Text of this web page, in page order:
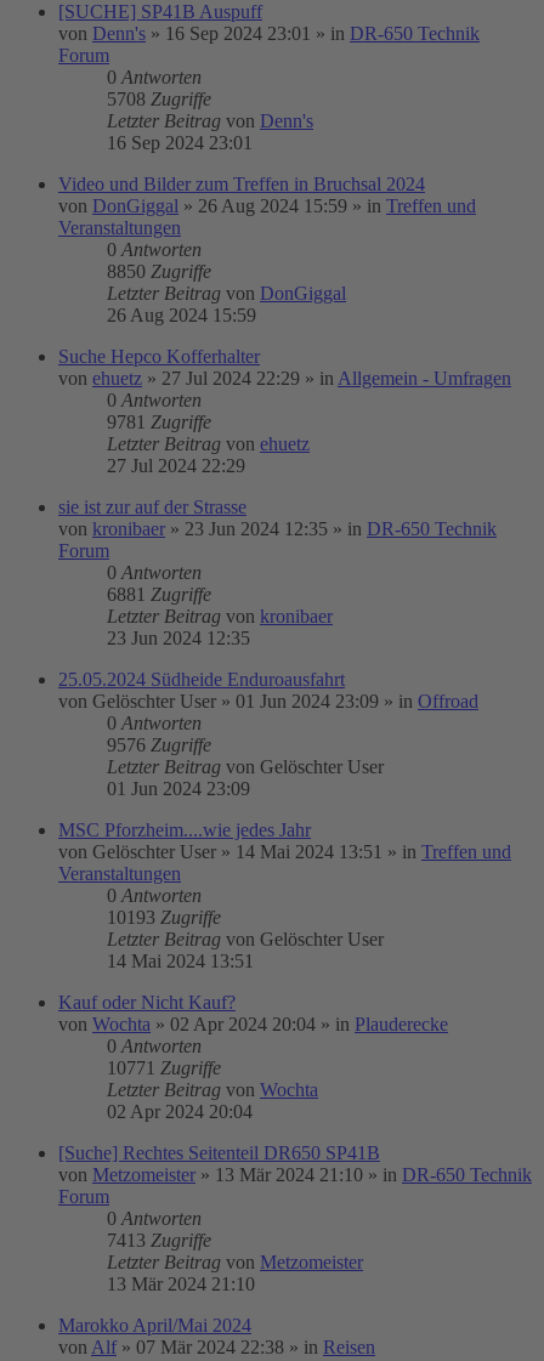
[SUCHE] SP41B Auspuff
von Denn's » 16 Sep 2024 23:01 » in DR-650 Technik
Forum
0 Antworten
5708 Zugriffe
Letzter Beitrag von Denn's
16 Sep 2024 23:01
Video und Bilder zum Treffen in Bruchsal 2024
von DonGiggal » 26 Aug 2024 15:59 » in Treffen und
Veranstaltungen
0 Antworten
8850 Zugriffe
Letzter Beitrag von DonGiggal
26 Aug 2024 15:59
Suche Hepco Kofferhalter
von ehuetz » 27 Jul 2024 22:29 » in Allgemein - Umfragen
0 Antworten
9781 Zugriffe
Letzter Beitrag von ehuetz
27 Jul 2024 22:29
sie ist zur auf der Strasse
von kronibaer » 23 Jun 2024 12:35 » in DR-650 Technik
Forum
0 Antworten
6881 Zugriffe
Letzter Beitrag von kronibaer
23 Jun 2024 12:35
25.05.2024 Südheide Enduroausfahrt
von Gelöschter User » 01 Jun 2024 23:09 » in Offroad
0 Antworten
9576 Zugriffe
Letzter Beitrag von Gelöschter User
01 Jun 2024 23:09
MSC Pforzheim....wie jedes Jahr
von Gelöschter User » 14 Mai 2024 13:51 » in Treffen und
Veranstaltungen
0 Antworten
10193 Zugriffe
Letzter Beitrag von Gelöschter User
14 Mai 2024 13:51
Kauf oder Nicht Kauf?
von Wochta » 02 Apr 2024 20:04 » in Plauderecke
0 Antworten
10771 Zugriffe
Letzter Beitrag von Wochta
02 Apr 2024 20:04
[Suche] Rechtes Seitenteil DR650 SP41B
von Metzomeister » 13 Mär 2024 21:10 » in DR-650 Technik
Forum
0 Antworten
7413 Zugriffe
Letzter Beitrag von Metzomeister
13 Mär 2024 21:10
Marokko April/Mai 2024
von Alf » 07 Mär 2024 22:38 » in Reisen